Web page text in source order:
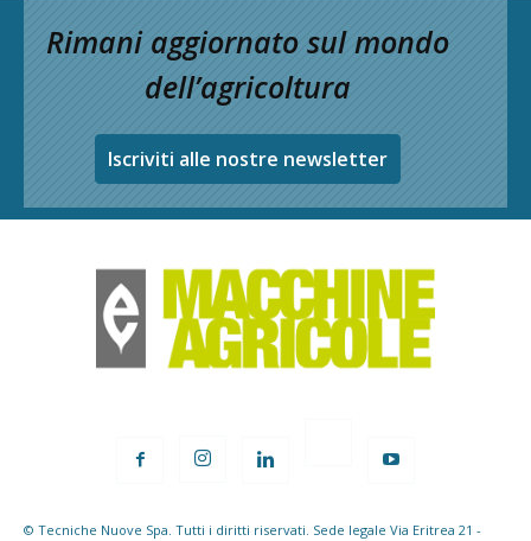
Rimani aggiornato sul mondo
dell’agricoltura
Iscriviti alle nostre newsletter
© Tecniche Nuove Spa. Tutti i diritti riservati. Sede legale Via Eritrea 21 -